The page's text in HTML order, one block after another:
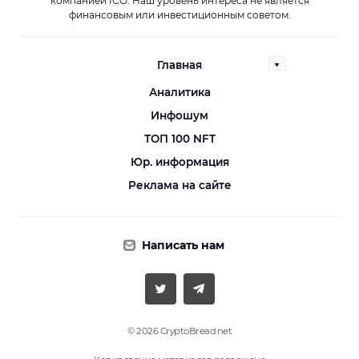
финансовым или инвестиционным советом.
Главная
Аналитика
Инфошум
ТОП 100 NFT
Юр. информация
Реклама на сайте
Написать нам
© 2026 CryptoBread.net